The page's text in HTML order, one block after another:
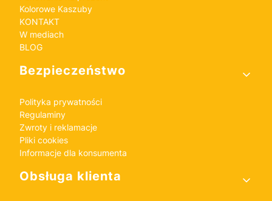
Kolorowe Kaszuby
KONTAKT
W mediach
BLOG
Bezpieczeństwo
Polityka prywatności
Regulaminy
Zwroty i reklamacje
Pliki cookies
Informacje dla konsumenta
Obsługa klienta